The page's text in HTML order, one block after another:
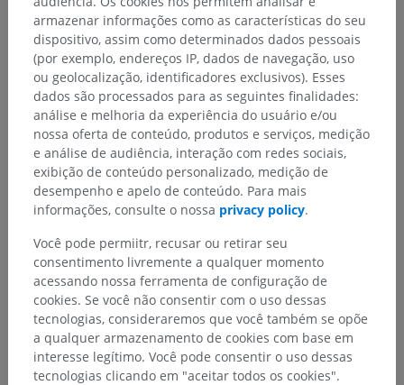
armazenar informações como as características do seu
dispositivo, assim como determinados dados pessoais
(por exemplo, endereços IP, dados de navegação, uso
ou geolocalização, identificadores exclusivos). Esses
dados são processados para as seguintes finalidades:
análise e melhoria da experiência do usuário e/ou
nossa oferta de conteúdo, produtos e serviços, medição
e análise de audiência, interação com redes sociais,
exibição de conteúdo personalizado, medição de
desempenho e apelo de conteúdo. Para mais
informações, consulte o nossa privacy policy.
Você pode permiitr, recusar ou retirar seu
consentimento livremente a qualquer momento
acessando nossa ferramenta de configuração de
cookies. Se você não consentir com o uso dessas
tecnologias, consideraremos que você também se opõe
a qualquer armazenamento de cookies com base em
interesse legítimo. Você pode consentir o uso dessas
tecnologias clicando em "aceitar todos os cookies".